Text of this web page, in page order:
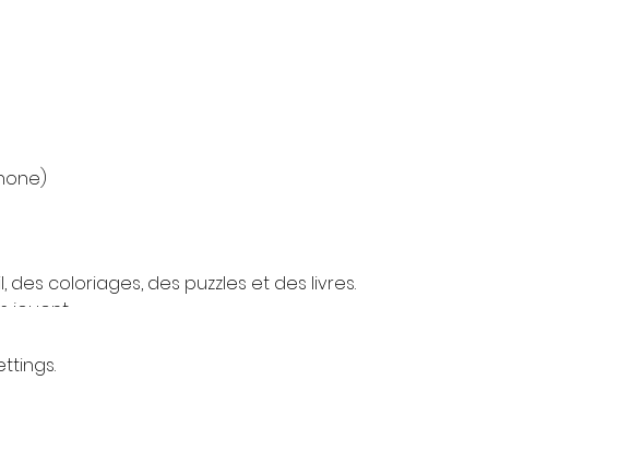
coloriages, des puzzles et des livres.
jouent.